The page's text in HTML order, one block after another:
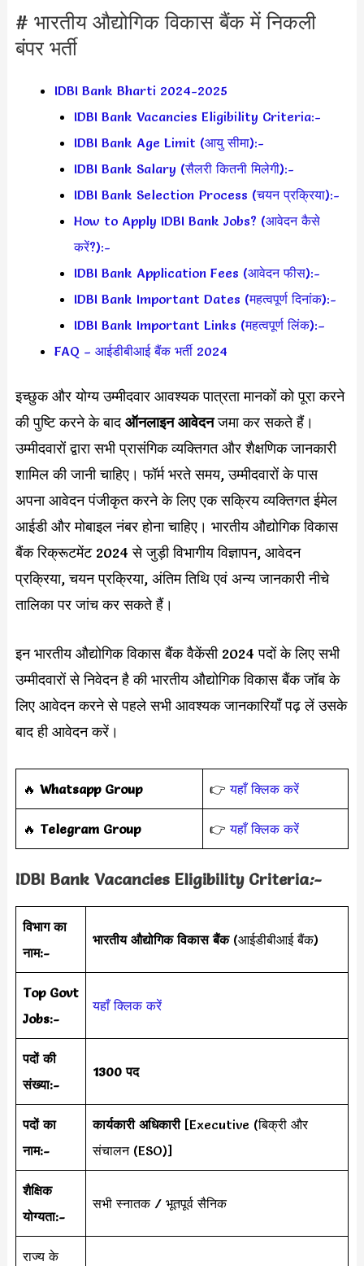
# भारतीय औद्योगिक विकास बैंक में निकली
बंपर भर्ती
IDBI Bank Bharti 2024-2025
IDBI Bank Vacancies Eligibility Criteria:-
IDBI Bank Age Limit (आयु सीमा):-
IDBI Bank Salary (सैलरी कितनी मिलेगी):-
IDBI Bank Selection Process (चयन प्रक्रिया):-
How to Apply IDBI Bank Jobs? (आवेदन कैसे
करें?):-
IDBI Bank Application Fees (आवेदन फीस):-
IDBI Bank Important Dates (महत्वपूर्ण दिनांक):-
IDBI Bank Important Links (महत्वपूर्ण लिंक):–
FAQ – आईडीबीआई बैंक भर्ती 2024
इच्छुक और योग्य उम्मीदवार आवश्यक पात्रता मानकों को पूरा करने
की पुष्टि करने के बादऑनलाइन आवेदनजमा कर सकते हैं।
उम्मीदवारों द्वारा सभी प्रासंगिक व्यक्तिगत और शैक्षणिक जानकारी
शामिल की जानी चाहिए। फॉर्म भरते समय, उम्मीदवारों के पास
अपना आवेदन पंजीकृत करने के लिए एक सक्रिय व्यक्तिगत ईमेल
आईडी और मोबाइल नंबर होना चाहिए। भारतीय औद्योगिक विकास
बैंक रिक्रूटमेंट 2024 से जुड़ी विभागीय विज्ञापन, आवेदन
प्रक्रिया, चयन प्रक्रिया, अंतिम तिथि एवं अन्य जानकारी नीचे
तालिका पर जांच कर सकते हैं।
इन भारतीय औद्योगिक विकास बैंक वैकेंसी 2024 पदों के लिए सभी
उम्मीदवारों से निवेदन है की भारतीय औद्योगिक विकास बैंक जॉब के
लिए आवेदन करने से पहले सभी आवश्यक जानकारियाँ पढ़ लें उसके
बाद ही आवेदन करें।
‎️‍🔥 Whatsapp Group 👉यहाँ क्लिक करें
‎️‍🔥 Telegram Group 👉यहाँ क्लिक करें
IDBI Bank Vacancies Eligibility Criteria:-
विभाग का
नाम:-
भारतीय औद्योगिक विकास बैंक(आईडीबीआई बैंक)
Top Govt
Jobs:-
यहाँ क्लिक करें
पदों की
संख्या:-
1300 पद
पदों का
नाम:-
कार्यकारी अधिकारी[Executive (बिक्री और
संचालन (ESO)]
शैक्षिक
योग्यता:-
सभी स्नातक / भूतपूर्व सैनिक
राज्य के